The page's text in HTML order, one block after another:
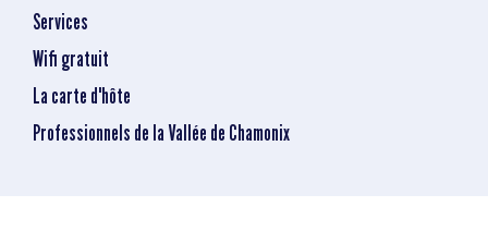
Services
Wifi gratuit
La carte d'hôte
Professionnels de la Vallée de Chamonix